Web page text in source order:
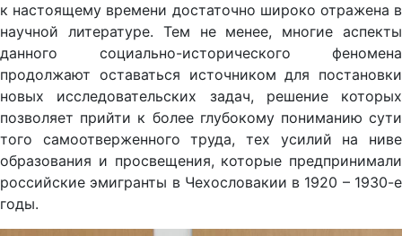
к настоящему времени достаточно широко отражена в
научной литературе. Тем не менее, многие аспекты
данного социально-исторического феномена
продолжают оставаться источником для постановки
новых исследовательских задач, решение которых
позволяет прийти к более глубокому пониманию сути
того самоотверженного труда, тех усилий на ниве
образования и просвещения, которые предпринимали
российские эмигранты в Чехословакии в 1920 – 1930-е
годы.